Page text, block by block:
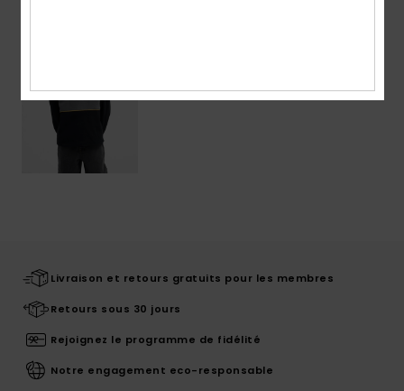
Livraison et retours gratuits pour les membres
Retours sous 30 jours
Rejoignez le programme de fidélité
Notre engagement eco-responsable